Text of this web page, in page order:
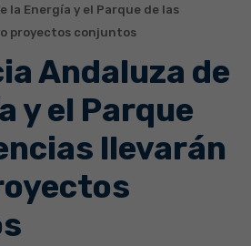
la Energía y el Parque de las
proyectos conjuntos
Andaluza de
y el Parque
llevarán